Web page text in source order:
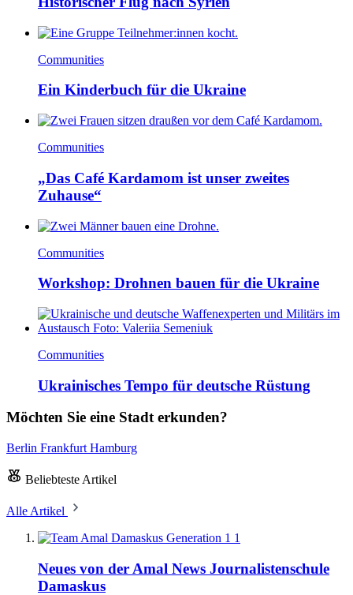
Communities
Ein Kinderbuch für die Ukraine
Communities
„Das Café Kardamom ist unser zweites
Zuhause“
Communities
Workshop: Drohnen bauen für die Ukraine
Communities
Ukrainisches Tempo für deutsche Rüstung
Möchten Sie eine Stadt erkunden?
Berlin Frankfurt Hamburg
Beliebteste Artikel
Alle Artikel
1
Neues von der Amal News Journalistenschule
Damaskus